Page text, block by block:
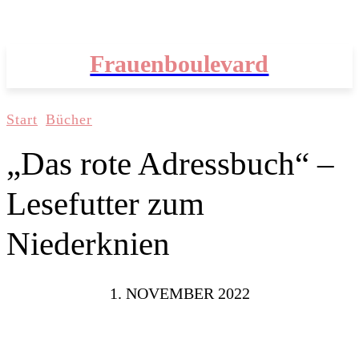
Frauenboulevard
Start Bücher
„Das rote Adressbuch“ –
Lesefutter zum
Niederknien
1. NOVEMBER 2022